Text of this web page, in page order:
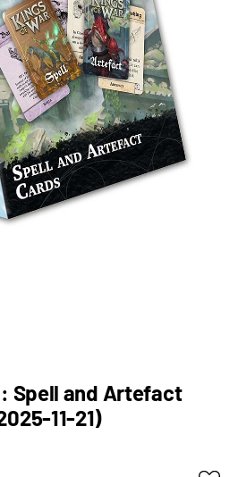
Spell and Artefact
11-21)